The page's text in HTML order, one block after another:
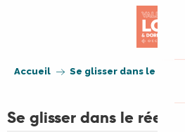
Accueil Se glisser dans le réel
Se glisser dans le réel